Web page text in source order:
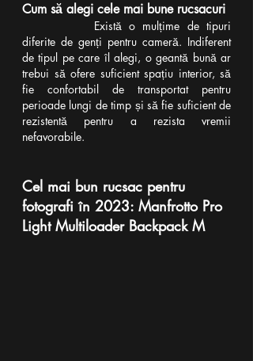
Cum să alegi cele mai bune rucsacuri
Există o mulțime de tipuri
diferite de genți pentru cameră. Indiferent
de tipul pe care îl alegi, o geantă bună ar
trebui să ofere suficient spațiu interior, să
fie confortabil de transportat pentru
perioade lungi de timp și să fie suficient de
rezistentă pentru a rezista vremii
nefavorabile.
Cel mai bun rucsac pentru
fotografi în 2023: Manfrotto Pro
Light Multiloader Backpack M